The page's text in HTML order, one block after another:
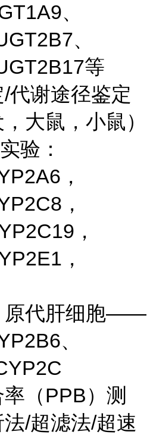
、
、
等
代谢途径鉴定
大鼠，小鼠）
验：
，
，
，
，
原代肝细胞——
、
（PPB）测
/超滤法/超速